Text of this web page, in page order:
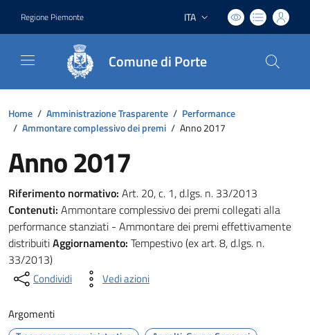
Regione Piemonte Lingua attiva:
ITA
Comune di Porte
Home / Amministrazione Trasparente / Performance
/ Ammontare complessivo dei premi / Anno 2017
Anno 2017
Riferimento normativo: Art. 20, c. 1, d.lgs. n. 33/2013
Contenuti: Ammontare complessivo dei premi collegati alla
performance stanziati - Ammontare dei premi effettivamente
distribuitiAggiornamento: Tempestivo (ex art. 8, d.lgs. n.
33/2013)
Condividi Vedi azioni
Argomenti